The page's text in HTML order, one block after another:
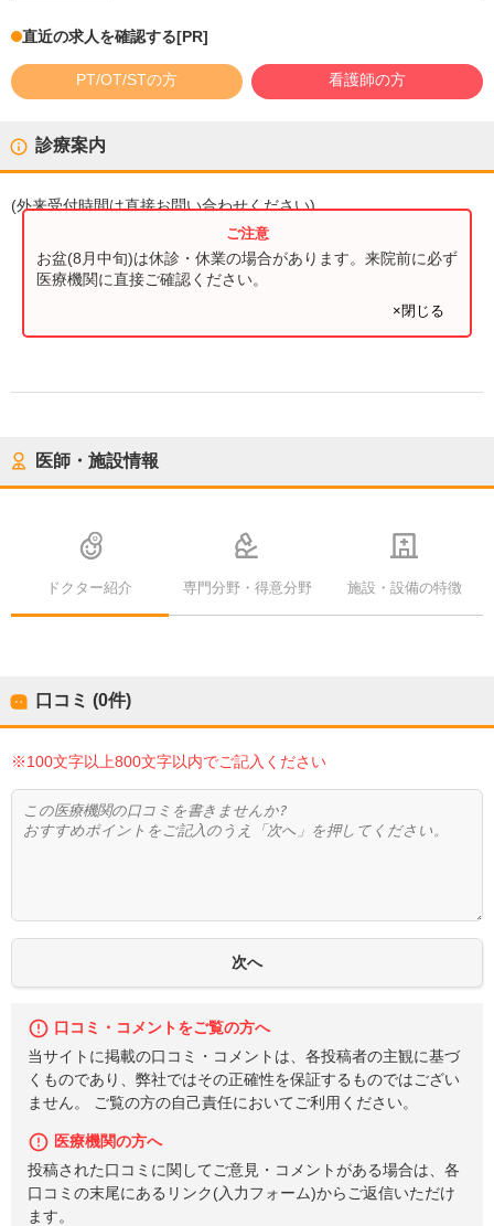
直近の求人を確認する[PR]
PT/OT/STの方 看護師の方
診療案内
(外来受付時間は直接お問い合わせください)
お盆(8月中旬)は休診・休業の場合があります。来院前に必ず
医療機関に直接ご確認ください。
×閉じる
医師・施設情報
ドクター紹介 専門分野・得意分野 施設・設備の特徴
口コミ (0件)
※100文字以上800文字以内でご記入ください
口コミ・コメントをご覧の方へ
当サイトに掲載の口コミ・コメントは、各投稿者の主観に基づ
くものであり、弊社ではその正確性を保証するものではござい
ません。 ご覧の方の自己責任においてご利用ください。
医療機関の方へ
投稿された口コミに関してご意見・コメントがある場合は、各
口コミの末尾にあるリンク(入力フォーム)からご返信いただけ
ます。